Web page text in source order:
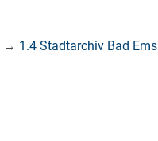
→ 1.4 Stadtarchiv Bad Ems